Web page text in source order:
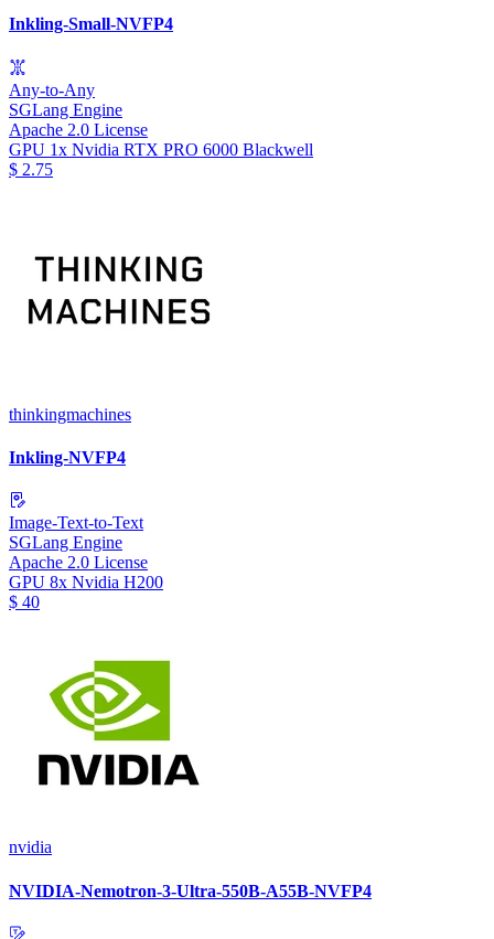
Inkling-Small-NVFP4
Any-to-Any
SGLang Engine
Apache 2.0 License
GPU 1x Nvidia RTX PRO 6000 Blackwell
$ 2.75
thinkingmachines
Inkling-NVFP4
Image-Text-to-Text
SGLang Engine
Apache 2.0 License
GPU 8x Nvidia H200
$ 40
nvidia
NVIDIA-Nemotron-3-Ultra-550B-A55B-NVFP4